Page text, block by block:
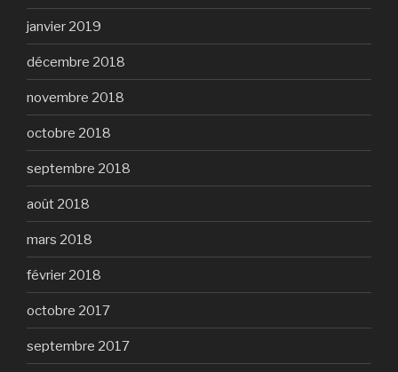
janvier 2019
décembre 2018
novembre 2018
octobre 2018
septembre 2018
août 2018
mars 2018
février 2018
octobre 2017
septembre 2017